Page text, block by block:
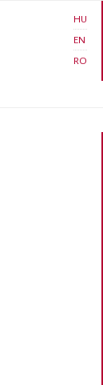
HU
EN
RO